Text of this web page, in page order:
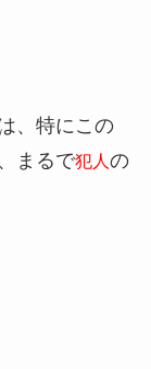
、特にこの
まるで犯人 の